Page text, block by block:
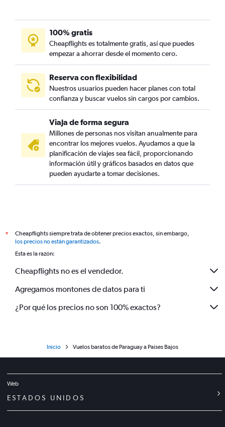
100% gratis
Cheapflights es totalmente gratis, así que puedes
empezar a ahorrar desde el momento cero.
Reserva con flexibilidad
Nuestros usuarios pueden hacer planes con total
confianza y buscar vuelos sin cargos por cambios.
Viaja de forma segura
Millones de personas nos visitan anualmente para
encontrar los mejores vuelos. Ayudamos a que la
planificación de viajes sea fácil, proporcionando
información útil y gráficos basados en datos que
pueden ayudarte a tomar decisiones.
*
Cheapflights siempre trata de obtener precios exactos, sin embargo,
los precios no están garantizados.
Esta es la razón:
Cheapflights no es el vendedor.
Agregamos montones de datos para ti
¿Por qué los precios no son 100% exactos?
Inicio Vuelos baratos de Paraguay a Países Bajos
Web
ESTADOS UNIDOS